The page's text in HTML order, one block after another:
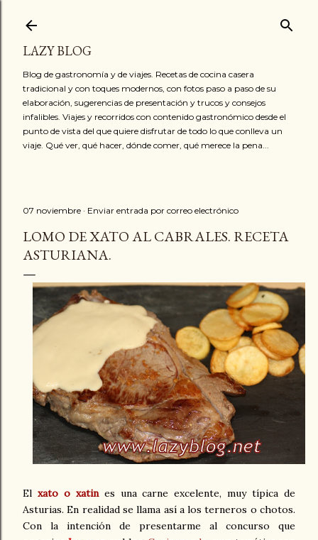
LAZY BLOG
Blog de gastronomía y de viajes. Recetas de cocina casera
tradicional y con toques modernos, con fotos paso a paso de su
elaboración, sugerencias de presentación y trucos y consejos
infalibles. Viajes y recorridos con contenido gastronómico desde el
punto de vista del que quiere disfrutar de todo lo que conlleva un
viaje. Qué ver, qué hacer, dónde comer, qué merece la pena...
07 noviembre Enviar entrada por correo electrónico
LOMO DE XATO AL CABRALES. RECETA
ASTURIANA.
El xato o xatines una carne excelente, muy típica de
Asturias. En realidad se llama así a los terneros o chotos.
Con la intención de presentarme al concurso que